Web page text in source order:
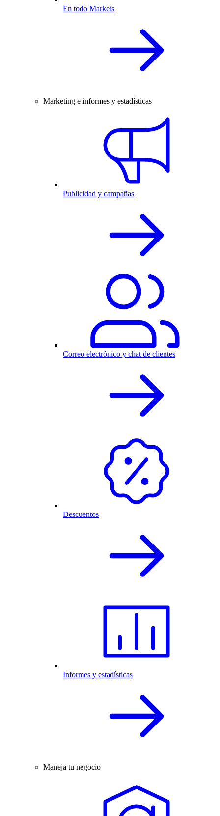
En todo Markets
Marketing e informes y estadísticas
Publicidad y campañas
Correo electrónico y chat de clientes
Descuentos
Informes y estadísticas
Maneja tu negocio